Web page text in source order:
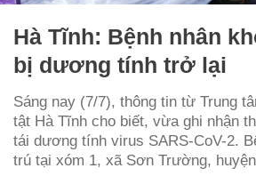
Hà Tĩnh: Bệnh nhân
bị dương tính trở lại
Sáng nay (7/7), thông tin từ Trung
tật Hà Tĩnh cho biết, vừa ghi nhận
tái dương tính virus SARS-CoV-2.
trú tại xóm 1, xã Sơn Trường,